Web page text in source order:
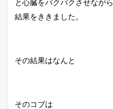
と心臓をバクバクさせながら
結果をききました。
その結果はなんと
そのコブは